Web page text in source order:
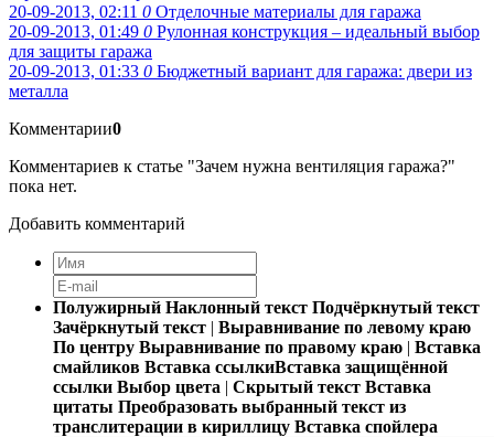
20-09-2013, 02:11 0 Отделочные материалы для гаража
20-09-2013, 01:49 0 Рулонная конструкция – идеальный выбор
для защиты гаража
20-09-2013, 01:33 0 Бюджетный вариант для гаража: двери из
металла
Комментарии0
Комментариев к статье "Зачем нужна вентиляция гаража?"
пока нет.
Добавить комментарий
Полужирный Наклонный текст Подчёркнутый текст
Зачёркнутый текст | Выравнивание по левому краю
По центру Выравнивание по правому краю | Вставка
смайликов Вставка ссылкиВставка защищённой
ссылки Выбор цвета | Скрытый текст Вставка
цитаты Преобразовать выбранный текст из
транслитерации в кириллицу Вставка спойлера